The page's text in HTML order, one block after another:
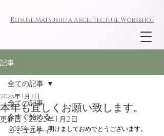
KeisukeMatsushitaArchitecture Workshop
記事
全ての記事
今すぐ始める
コミュニティ
全ての記事
本年も宜しくお願い致します。
2025年1月1日
更新日：2025年1月2日
2025年元旦。明けましておめでとうございます。